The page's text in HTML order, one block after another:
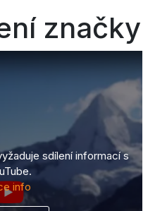
značky
sdílení informací s
info